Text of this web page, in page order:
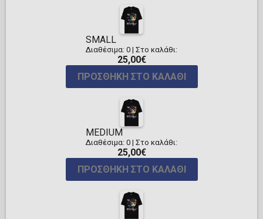
SMALL
Διαθέσιμα: 0 | Στο καλάθι:
25,00€
ΠΡΟΣΘΉΚΗ ΣΤΟ ΚΑΛΆΘΙ
MEDIUM
Διαθέσιμα: 0 | Στο καλάθι:
25,00€
ΠΡΟΣΘΉΚΗ ΣΤΟ ΚΑΛΆΘΙ